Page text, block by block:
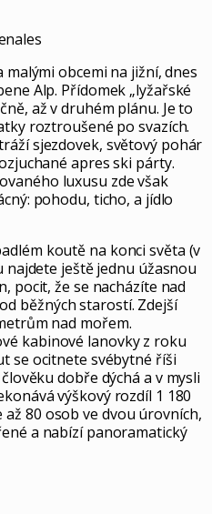
obcemi na jižní, dnes
Alp. Přídomek „lyžařské
až v druhém plánu. Je to
roztroušené po svazích.
sjezdovek, světový pohár
apres ski párty.
luxusu zde však
pohodu, ticho, a jídlo
koutě na konci světa (v
ještě jednu úžasnou
pocit, že se nacházíte nad
běžných starostí. Zdejší
nad mořem.
kabinové lanovky z roku
se ocitnete svébytné říši
dobře dýchá a v mysli
výškový rozdíl 1 180
80 osob ve dvou úrovních,
a nabízí panoramatický